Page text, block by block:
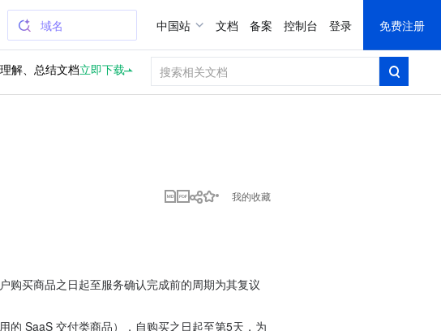
域名 中国站 文档 备案 控制台 登录 免费注册
解、总结文档立即下载
我的收藏
购买商品之日起至服务确认完成前的周期为其复议
的 SaaS 交付类商品），自购买之日起至第5天，为